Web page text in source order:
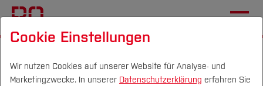
Cookie Einstellungen
Wir nutzen Cookies auf unserer Website für Analyse- und
Marketingzwecke. In unserer Datenschutzerklärung erfahren Sie